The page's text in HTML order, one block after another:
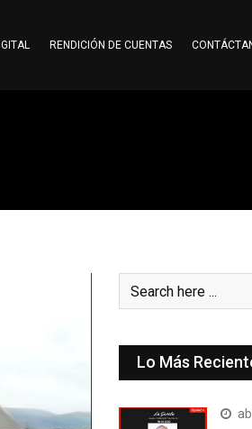
RENDICIÓN DE CUENTAS
Lo Más